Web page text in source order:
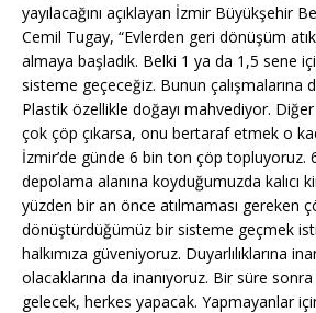
yayılacağını açıklayan İzmir Büyükşehir
Cemil Tugay, “Evlerden geri dönüşüm
almaya başladık. Belki 1 ya da 1,5 sene
sisteme geçeceğiz. Bunun çalışmalarına
Plastik özellikle doğayı mahvediyor.
çok çöp çıkarsa, onu bertaraf etmek o
İzmir’de günde 6 bin ton çöp topluyoruz.
depolama alanına koyduğumuzda kalıcı
yüzden bir an önce atılmaması gereken
dönüştürdüğümüz bir sisteme geçmek
halkımıza güveniyoruz. Duyarlılıklarına
olacaklarına da inanıyoruz. Bir süre
gelecek, herkes yapacak. Yapmayanlar